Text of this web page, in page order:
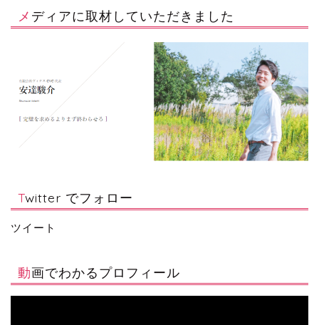
メディアに取材していただきました
Twitter でフォロー
ツイート
動画でわかるプロフィール